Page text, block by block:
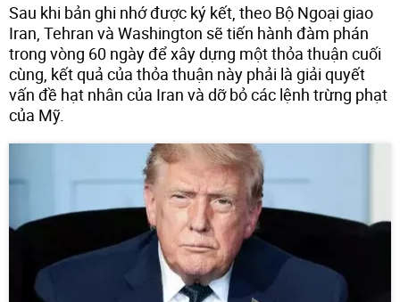
Sau khi bản ghi nhớ được ký kết, theo Bộ Ngoại giao
Iran, Tehran và Washington sẽ tiến hành đàm phán
trong vòng 60 ngày để xây dựng một thỏa thuận cuối
cùng, kết quả của thỏa thuận này phải là giải quyết
vấn đề hạt nhân của Iran và dỡ bỏ các lệnh trừng phạt
của Mỹ.